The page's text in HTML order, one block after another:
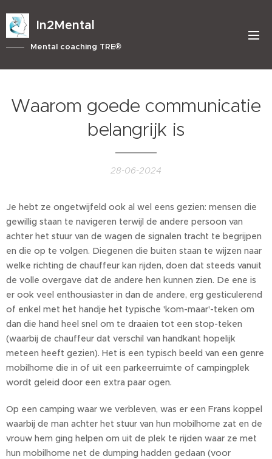
In2Mental
Mental coaching TRE®
Waarom goede communicatie
belangrijk is
28-06-2024
Je hebt ze ongetwijfeld ook al wel eens gezien: mensen die
gewillig staan te navigeren terwijl de andere persoon van
achter het stuur van de wagen de signalen tracht te begrijpen
en die op te volgen. Diegenen die buiten staan te wijzen naar
welke richting de chauffeur kan rijden, doen dat steeds vanuit
de volle overgave dat de andere hen kunnen zien. De ene is
er ook veel enthousiaster in dan de andere, erg gesticulerend
of enkel met het handje het typische 'kom-maar'-teken om
dan die hand heel snel om te draaien tot een stop-teken
(waarbij de chauffeur dat verschil van handkant hopelijk
meteen heeft gezien). Het is een typisch beeld van een genre
mobilhome die in of uit een parkeerruimte of campingplek
wordt geleid door een extra paar ogen.
Op een camping waar we verbleven, was er een Frans koppel
waarbij de man achter het stuur van hun mobilhome zat en de
vrouw hem ging helpen om uit de plek te rijden waar ze met
hun mobilhome net de dumping hadden gedaan (voor